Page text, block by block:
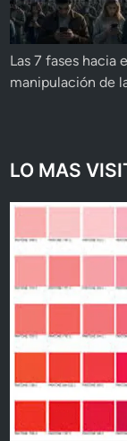
Las 7 fases hacia
manipulación de
LO MAS